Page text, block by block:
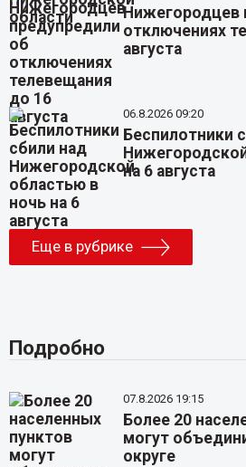
Нижегородцев
отключениях
августа
06.8.2026 09:20
Беспилотники
на 6 августа
Еще в рубрике
Подробно
07.8.2026 19:15
Более 20
могут
округе